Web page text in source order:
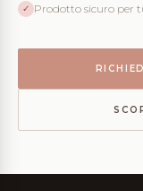
✓ Prodotto sicuro per